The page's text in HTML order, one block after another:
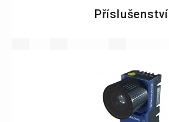
Příslušenství